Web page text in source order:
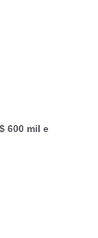
600 mil e